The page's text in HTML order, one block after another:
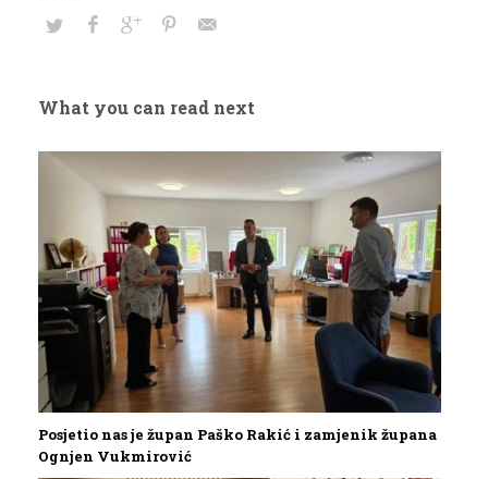
What you can read next
Posjetio nas je župan Paško Rakić i zamjenik župana
Ognjen Vukmirović